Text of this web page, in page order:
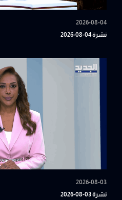
2026-08-04
نشرة 04-08-2026
2026-08-03
نشرة 03-08-2026